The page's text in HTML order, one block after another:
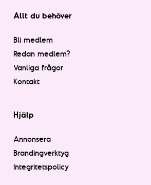
Allt du behöver
Bli medlem
Redan medlem?
Vanliga frågor
Kontakt
Hjälp
Annonsera
Brandingverktyg
Integritetspolicy